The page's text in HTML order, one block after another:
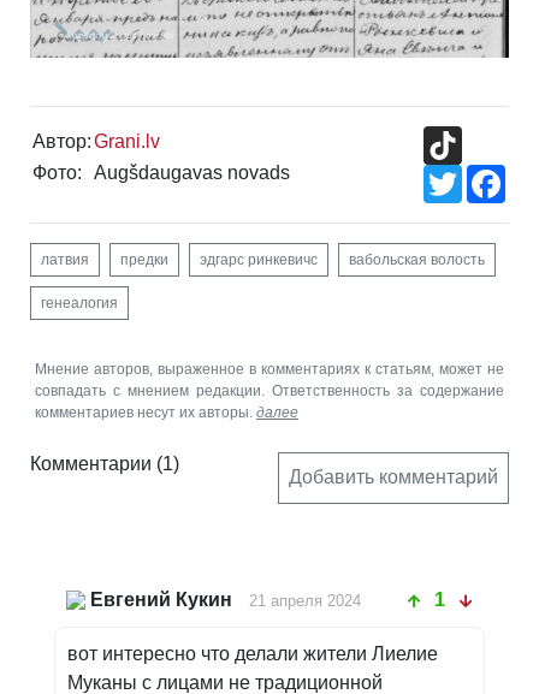
Автор:Grani.lv
Фото:
Augšdaugavas novads
Twitter
латвия предки эдгарс ринкевичс вабольская волость
генеалогия
Мнение авторов, выраженное в комментариях к статьям, может не
совпадать с мнением редакции. Ответственность за содержание
комментариев несут их авторы. далее
Комментарии (1)
Добавить комментарий
Евгений Кукин 21 апреля 2024 1
вот интересно что делали жители Лиелие
Муканы с лицами не традиционной